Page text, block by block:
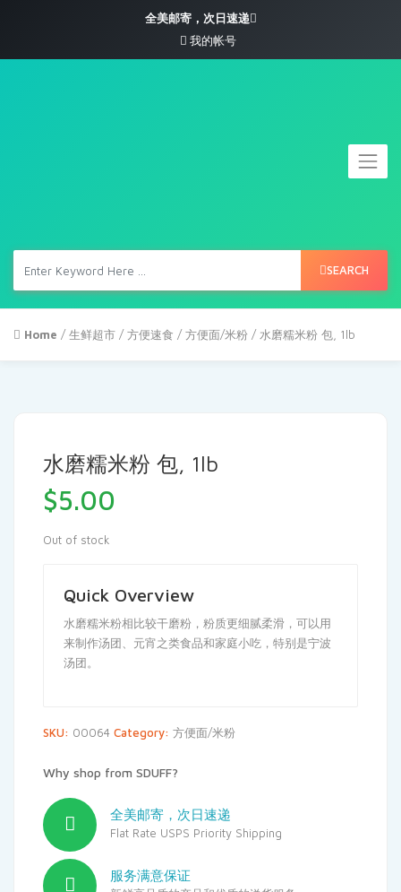
全美邮寄，次日速递
我的帐号
SEARCH
Home /生鲜超市 /方便速食 /方便面/米粉 / 水磨糯米粉 包, 1lb
水磨糯米粉 包, 1lb
$5.00
Out of stock
Quick Overview
水磨糯米粉相比较干磨粉，粉质更细腻柔滑，可以用
来制作汤团、元宵之类食品和家庭小吃，特别是宁波
汤团。
SKU: 00064 Category: 方便面/米粉
Why shop from SDUFF?
全美邮寄，次日速递
Flat Rate USPS Priority Shipping
服务满意保证